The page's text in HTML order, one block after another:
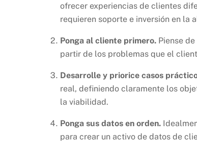
ofrecer experiencias de clientes
requieren soporte e inversión en la
Ponga al cliente primero.Piense de
partir de los problemas que el
Desarrolle y priorice casos
real, definiendo claramente los
la viabilidad.
Ponga sus datos en orden.
para crear un activo de datos de